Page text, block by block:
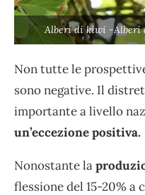
Alberi di kiwi -Alberi
Non tutte le
sono negative. Il
importante a livello
un’eccezione positiva.
Nonostante la
flessione del 15-20%